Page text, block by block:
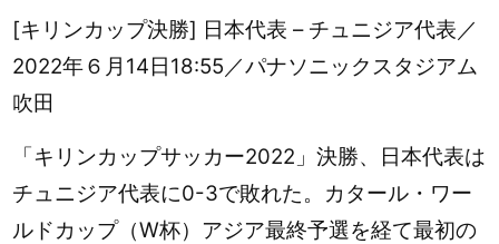
[キリンカップ決勝] 日本代表 – チュニジア代表／
2022年６月14日18:55／パナソニックスタジアム
吹田
「キリンカップサッカー2022」決勝、日本代表は
チュニジア代表に0-3で敗れた。カタール・ワー
ルドカップ（W杯）アジア最終予選を経て最初の